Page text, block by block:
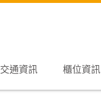
交通資訊 櫃位資訊